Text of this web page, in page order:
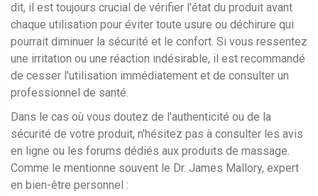
dit, il est toujours crucial de vérifier l'état du produit avant
chaque utilisation pour éviter toute usure ou déchirure qui
pourrait diminuer la sécurité et le confort. Si vous ressentez
une irritation ou une réaction indésirable, il est recommandé
de cesser l'utilisation immédiatement et de consulter un
professionnel de santé.
Dans le cas où vous doutez de l'authenticité ou de la
sécurité de votre produit, n'hésitez pas à consulter les avis
en ligne ou les forums dédiés aux produits de massage.
Comme le mentionne souvent le Dr. James Mallory, expert
en bien-être personnel :